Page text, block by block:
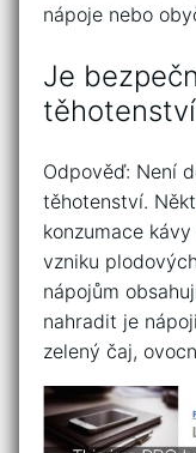
nápoje nebo
Je
Odpověď: Není
těhotenství.
konzumace
vzniku
nápojům
nahradit je
zelený čaj,